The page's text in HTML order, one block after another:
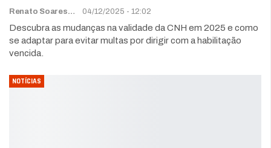
Renato Soares 04/12/2025 - 12:02
Descubra as mudanças na validade da CNH em 2025 e como
se adaptar para evitar multas por dirigir com a habilitação
vencida.
NOTÍCIAS